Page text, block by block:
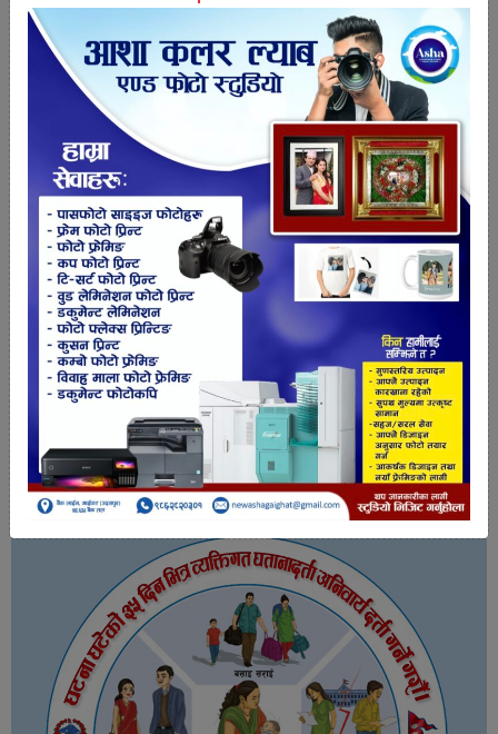
पनि चीनको वुहानमा पहिलो पटक भेटिएको थियो।
चीनबाट सुरूभएकर विश्वभर फैलिएको कोरानाभाइरस
संक्रमितको संख्या एक करोड ४२ लाख नाघिसकेको छ भने ५
लाख ८ हजारले ज्यान गुमाएका छन्।
तपाईको प्रतिक्रिया